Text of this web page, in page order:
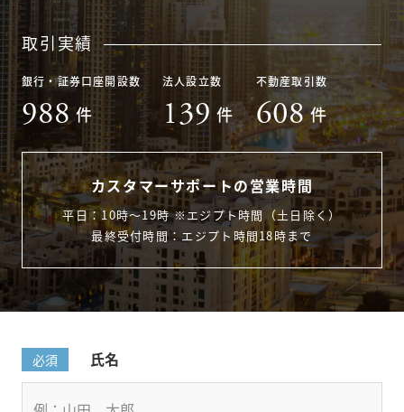
取引実績
銀行・証券口座開設数
988 件
法人設立数
139 件
不動産取引数
608 件
カスタマーサポートの営業時間
平日：10時〜19時 ※エジプト時間（土日除く）
最終受付時間：エジプト時間18時まで
必須 氏名